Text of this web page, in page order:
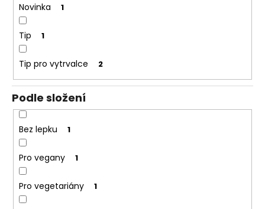
Novinka 1
Tip 1
Tip pro vytrvalce 2
Podle složení
Bez lepku 1
Pro vegany 1
Pro vegetariány 1
D
o
p
o
r
u
u
m